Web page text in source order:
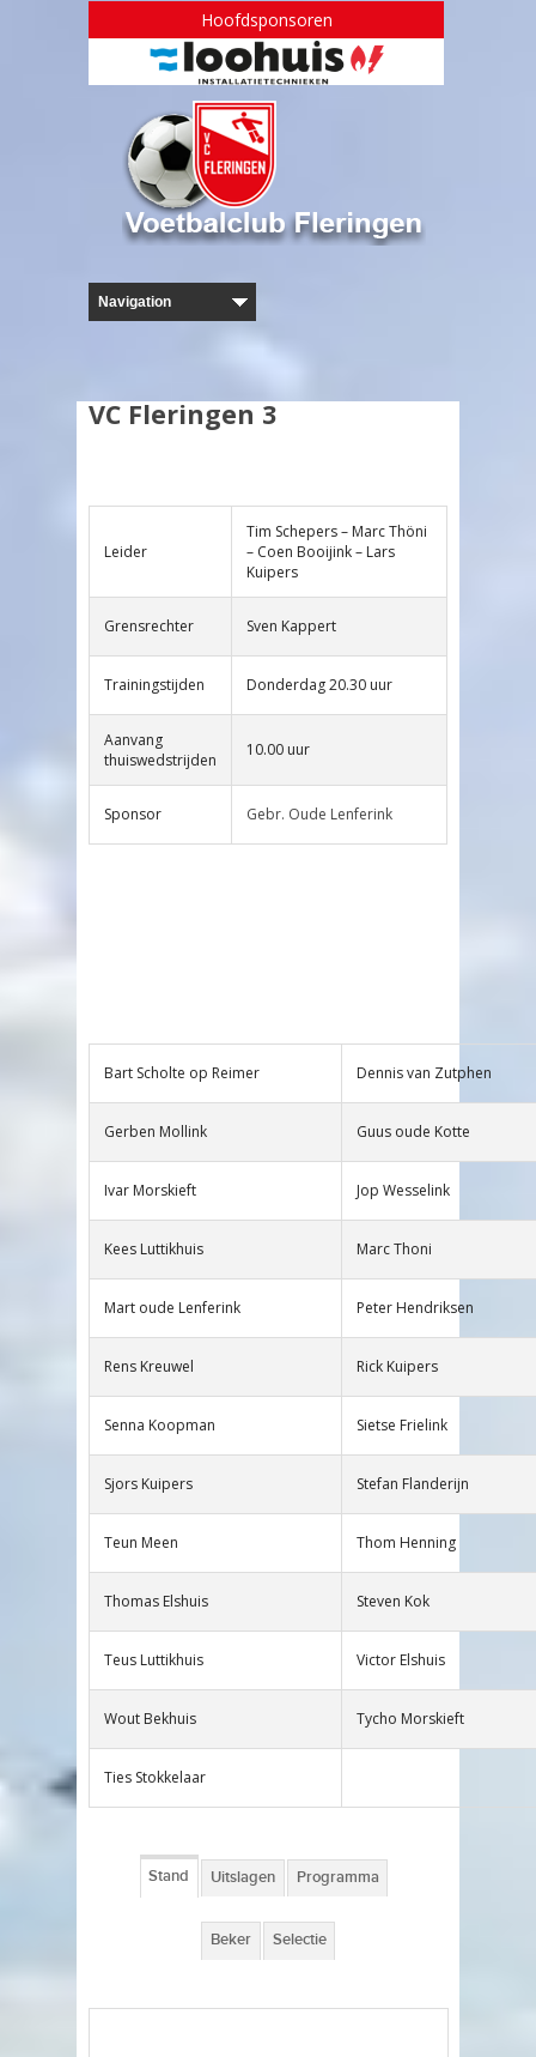
Hoofdsponsoren
VC Fleringen 3
Leider
Tim Schepers – Marc Thöni
– Coen Booijink – Lars
Kuipers
Grensrechter Sven Kappert
Trainingstijden Donderdag 20.30 uur
Aanvang
thuiswedstrijden
10.00 uur
Sponsor Gebr. Oude Lenferink
Bart Scholte op Reimer Dennis van Zutphen
Gerben Mollink Guus oude Kotte
Ivar Morskieft Jop Wesselink
Kees Luttikhuis Marc Thoni
Mart oude Lenferink Peter Hendriksen
Rens Kreuwel Rick Kuipers
Senna Koopman Sietse Frielink
Sjors Kuipers Stefan Flanderijn
Teun Meen Thom Henning
Thomas Elshuis Steven Kok
Teus Luttikhuis Victor Elshuis
Wout Bekhuis Tycho Morskieft
Ties Stokkelaar
Stand Uitslagen Programma
Beker Selectie